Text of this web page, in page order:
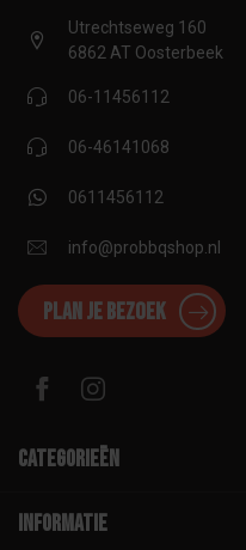
Utrechtseweg 160
6862 AT Oosterbeek
06-11456112
06-46141068
0611456112
info@probbqshop.nl
Plan je bezoek
Categorieën
Informatie